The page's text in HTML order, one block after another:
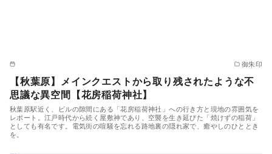
御朱印
【秋葉原】メインクエストから取り残されたような不
思議な異空間【花房稲荷神社】
秋葉原駅近く、ビルの隙間にある「花房稲荷神社」への行き方と現地の雰囲気を
レポート。江戸時代から続く屋敷神であり、空襲を生き延びた「焼けずの稲荷」
としても有名です。電気街の喧騒を忘れる路地裏の隠れ家で、癒やしのひととき
を。